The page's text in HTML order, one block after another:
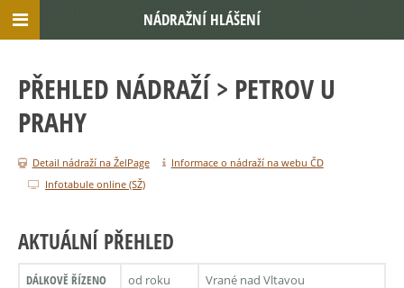
PŘEHLED NÁDRAŽÍ > PETROV U
PRAHY
Detail nádraží na ŽelPage
Informace o nádraží na webu ČD
Infotabule online (SŽ)
AKTUÁLNÍ PŘEHLED
DÁLKOVĚ ŘÍZENO
od roku
Vrané nad Vltavou
NÁDRAŽNÍ HLÁŠENÍ